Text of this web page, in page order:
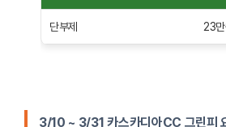
단부제 23만
3/10 ~ 3/31 카스카디아CC 그린피